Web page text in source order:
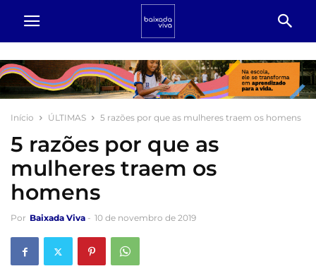
Início ÚLTIMAS 5 razões por que as mulheres traem os homens
5 razões por que as
mulheres traem os
homens
Por Baixada Viva - 10 de novembro de 2019